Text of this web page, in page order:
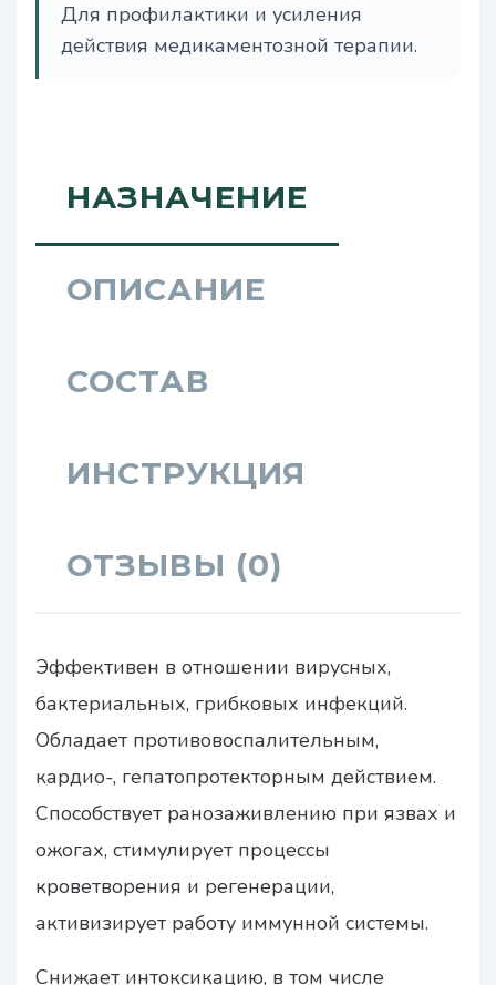
Для профилактики и усиления
действия медикаментозной терапии.
НАЗНАЧЕНИЕ
ОПИСАНИЕ
СОСТАВ
ИНСТРУКЦИЯ
ОТЗЫВЫ (0)
Эффективен в отношении вирусных,
бактериальных, грибковых инфекций.
Обладает противовоспалительным,
кардио-, гепатопротекторным действием.
Способствует ранозаживлению при язвах и
ожогах, стимулирует процессы
кроветворения и регенерации,
активизирует работу иммунной системы.
Снижает интоксикацию, в том числе